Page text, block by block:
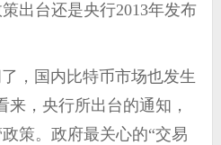
出台还是央行2013年发布
，国内比特币市场也发生
来，央行所出台的通知，
策。政府最关心的“交易